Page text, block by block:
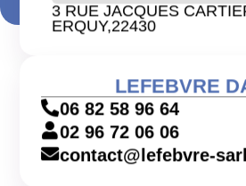
3 RUE JACQUES
ERQUY,22430
LEFEBVRE
06 82 58 96 64
02 96 72 06 06
contact@lefebvre-